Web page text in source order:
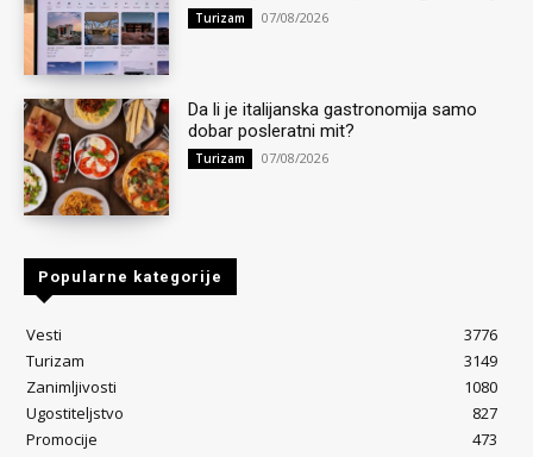
Turizam 07/08/2026
Da li je italijanska gastronomija samo
dobar posleratni mit?
Turizam 07/08/2026
Popularne kategorije
Vesti
3776
Turizam
3149
Zanimljivosti
1080
Ugostiteljstvo
827
Promocije
473